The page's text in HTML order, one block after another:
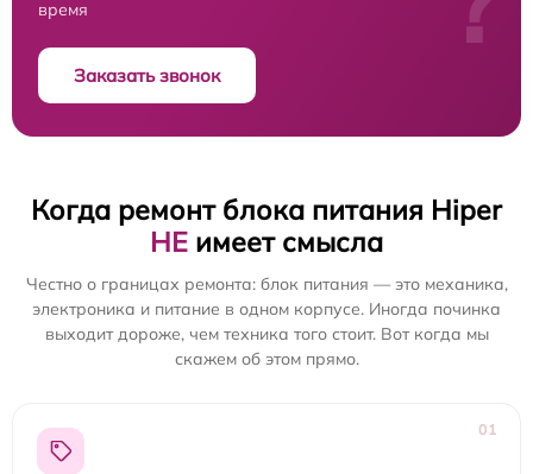
время
Заказать звонок
Когда ремонт блока питания Hiper
НЕ имеет смысла
Честно о границах ремонта: блок питания — это механика,
электроника и питание в одном корпусе. Иногда починка
выходит дороже, чем техника того стоит. Вот когда мы
скажем об этом прямо.
01